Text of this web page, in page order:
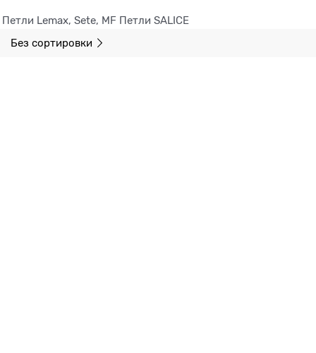
Петли Lemax, Sete, MF Петли SALICE
Без сортировки